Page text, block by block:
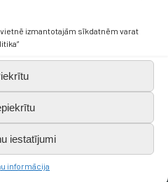
izmantotajām sīkdatnēm varat
iestatījumi
informācija
3851